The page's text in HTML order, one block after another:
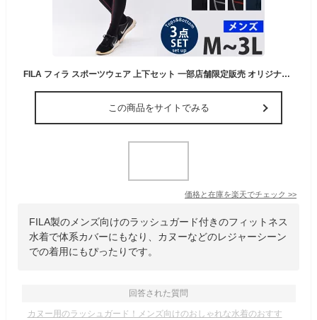
FILA フィラ スポーツウェア 上下セット 一部店舗限定販売 オリジナル ラッシュガード付き メンズ フィットネス水着 水着 3点セット 10分丈 レギンス 大きいサイズ サーフパンツ 長袖 コンプレッション M L LL 3L 420919A 送料無料 着後レビューでクーポンGET
この商品をサイトでみる
価格と在庫を楽天でチェック >>
FILA製のメンズ向けのラッシュガード付きのフィットネス
水着で体系カバーにもなり、カヌーなどのレジャーシーン
での着用にもぴったりです。
回答された質問
カヌー用のラッシュガード！メンズ向けのおしゃれな水着のおすす